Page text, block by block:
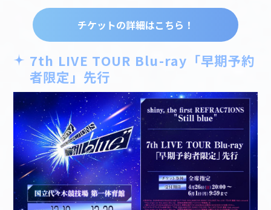
チケットの詳細はこちら！
7th LIVE TOUR Blu-ray「早期予約
者限定」先行